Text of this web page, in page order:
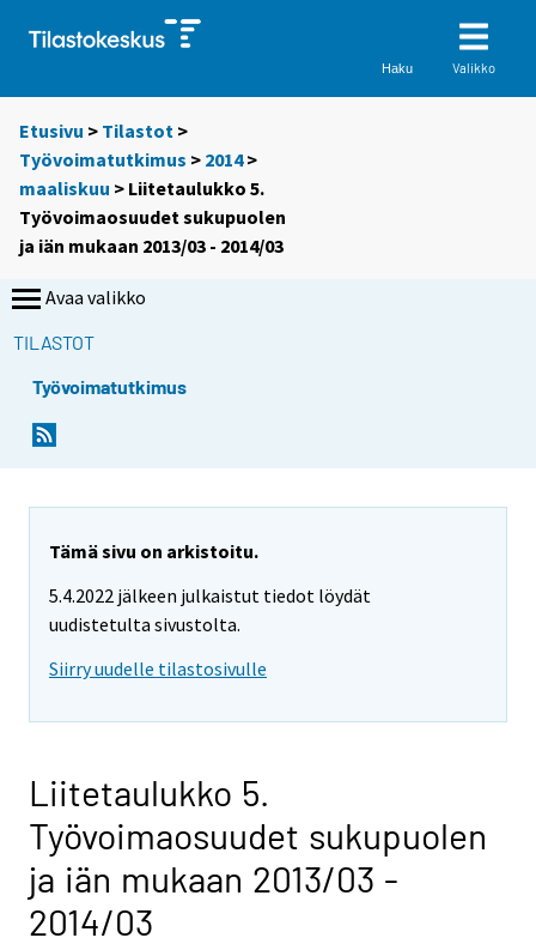
Haku Valikko
Etusivu > Tilastot >
Työvoimatutkimus > 2014>
maaliskuu > Liitetaulukko 5.
Työvoimaosuudet sukupuolen
ja iän mukaan 2013/03 - 2014/03
Avaa valikko
TILASTOT
Työvoimatutkimus
Tämä sivu on arkistoitu.
5.4.2022 jälkeen julkaistut tiedot löydät
uudistetulta sivustolta.
Siirry uudelle tilastosivulle
Liitetaulukko 5.
Työvoimaosuudet sukupuolen
ja iän mukaan 2013/03 -
2014/03